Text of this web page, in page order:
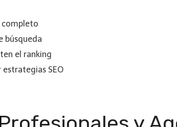
búsqueda
el ranking
SEO